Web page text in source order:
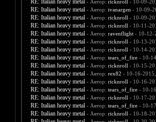
RE: Italian heavy metal - Автор: ricknroll - 10-09-
RE: Italian heavy metal - Автор: ivanargen - 10-09-
RE: Italian heavy metal - Автор: ricknroll - 10-09-
RE: Italian heavy metal - Автор: ricknroll - 10-11-
RE: Italian heavy metal - Автор: ravenflight- 10-12-
RE: Italian heavy metal - Автор: ricknroll - 10-13-
RE: Italian heavy metal - Автор: ricknroll - 10-14-
RE: Italian heavy metal - Автор: tears_of_fire- 10-
RE: Italian heavy metal - Автор: ricknroll - 10-15-
RE: Italian heavy metal - Автор: rex82 - 10-16-
RE: Italian heavy metal - Автор: ricknroll - 10-16-
RE: Italian heavy metal - Автор: tears_of_fire- 10-
RE: Italian heavy metal - Автор: ricknroll - 10-17-
RE: Italian heavy metal - Автор: tears_of_fire- 10-
RE: Italian heavy metal - Автор: ricknroll - 10-18-